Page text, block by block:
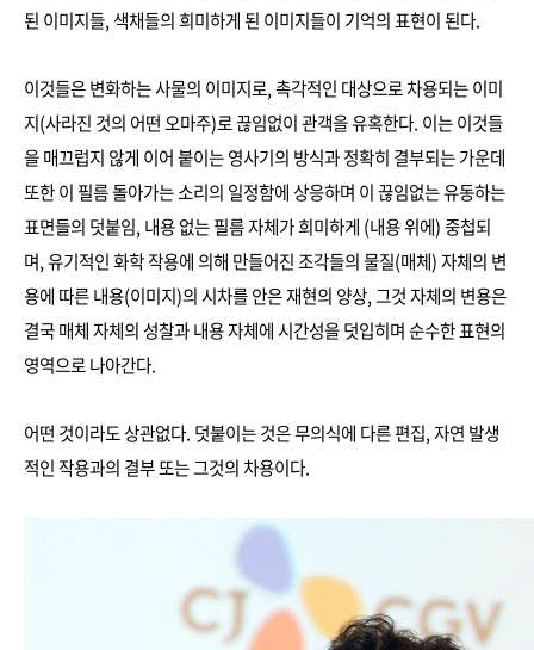
된 이미지들, 색채들의 희미하게 된 이미지들이 기억의 표현이 된다.
이것들은 변화하는 사물의 이미지로, 촉각적인 대상으로 차용되는 이미
지(사라진 것의 어떤 오마주)로 끊임없이 관객을 유혹한다. 이는 이것들
을 매끄럽지 않게 이어 붙이는 영사기의 방식과 정확히 결부되는 가운데
또한 이 필름 돌아가는 소리의 일정함에 상응하며 이 끊임없는 유동하는
표면들의 덧붙임, 내용 없는 필름 자체가 희미하게 (내용 위에) 중첩되
며, 유기적인 화학 작용에 의해 만들어진 조각들의 물질(매체) 자체의 변
용에 따른 내용(이미지)의 시차를 안은 재현의 양상, 그것 자체의 변용은
결국 매체 자체의 성찰과 내용 자체에 시간성을 덧입히며 순수한 표현의
영역으로 나아간다.
어떤 것이라도 상관없다. 덧붙이는 것은 무의식에 다른 편집, 자연 발생
적인 작용과의 결부 또는 그것의 차용이다.